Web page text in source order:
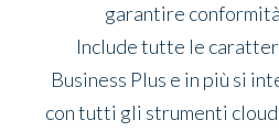
garantire
Include tutte le
Business Plus e in più si
con tutti gli strumenti cloud